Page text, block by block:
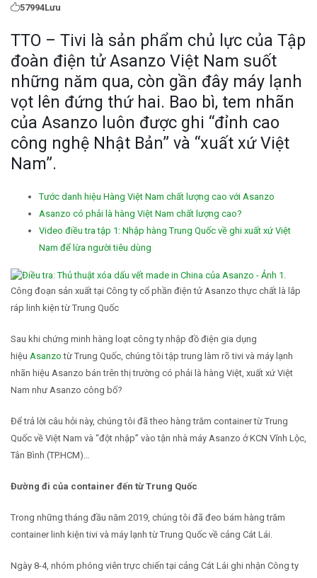
57994Lưu
TTO – Tivi là sản phẩm chủ lực của Tập
đoàn điện tử Asanzo Việt Nam suốt
những năm qua, còn gần đây máy lạnh
vọt lên đứng thứ hai. Bao bì, tem nhãn
của Asanzo luôn được ghi “đỉnh cao
công nghệ Nhật Bản” và “xuất xứ Việt
Nam”.
Tước danh hiệu Hàng Việt Nam chất lượng cao với Asanzo
Asanzo có phải là hàng Việt Nam chất lượng cao?
Video điều tra tập 1: Nhập hàng Trung Quốc về ghi xuất xứ Việt
Nam để lừa người tiêu dùng
Công đoạn sản xuất tại Công ty cổ phần điện tử Asanzo thực chất là lắp
ráp linh kiện từ Trung Quốc
Sau khi chứng minh hàng loạt công ty nhập đồ điện gia dụng
hiệu Asanzo từ Trung Quốc, chúng tôi tập trung làm rõ tivi và máy lạnh
nhãn hiệu Asanzo bán trên thị trường có phải là hàng Việt, xuất xứ Việt
Nam như Asanzo công bố?
Để trả lời câu hỏi này, chúng tôi đã theo hàng trăm container từ Trung
Quốc về Việt Nam và “đột nhập” vào tận nhà máy Asanzo ở KCN Vĩnh Lộc,
Tân Bình (TP.HCM)…
Đường đi của container đến từ Trung Quốc
Trong những tháng đầu năm 2019, chúng tôi đã đeo bám hàng trăm
container linh kiện tivi và máy lạnh từ Trung Quốc về cảng Cát Lái.
Ngày 8-4, nhóm phóng viên trực chiến tại cảng Cát Lái ghi nhận Công ty